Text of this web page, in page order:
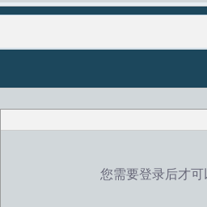
您需要登录后才